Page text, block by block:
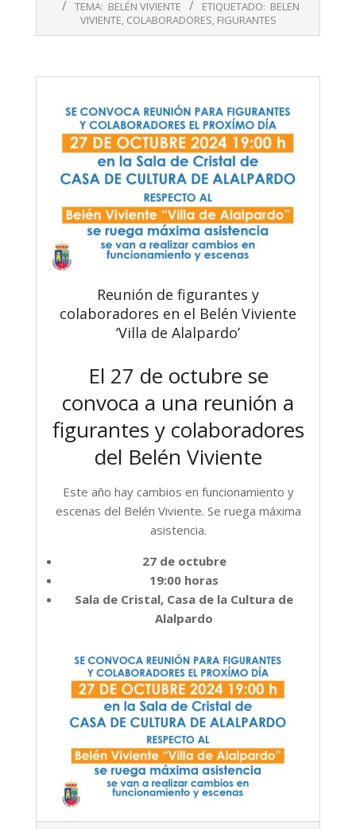
TEMA: BELÉN VIVIENTE ETIQUETADO: BELEN
VIVIENTE, COLABORADORES, FIGURANTES
Reunión de figurantes y
colaboradores en el Belén Viviente
‘Villa de Alalpardo’
El 27 de octubre se
convoca a una reunión a
figurantes y colaboradores
del Belén Viviente
Este año hay cambios en funcionamiento y
escenas del Belén Viviente. Se ruega máxima
asistencia.
27 de octubre
19:00 horas
Sala de Cristal, Casa de la Cultura de
Alalpardo